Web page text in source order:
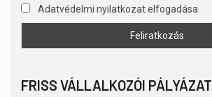
Adatvédelmi nyilatkozat elfogadása
FRISS VÁLLALKOZÓI PÁLYÁZAT